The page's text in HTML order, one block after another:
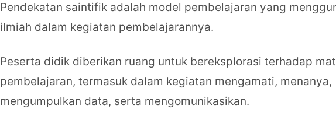
Pendekatan saintifik adalah model pembelajaran yang
ilmiah dalam kegiatan pembelajarannya.
Peserta didik diberikan ruang untuk bereksplorasi terhadap
pembelajaran, termasuk dalam kegiatan mengamati, menanya,
mengumpulkan data, serta mengomunikasikan.